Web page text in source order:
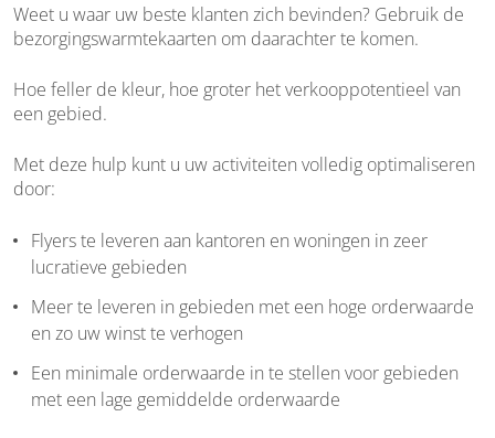
Weet u waar uw beste klanten zich bevinden? Gebruik de
bezorgingswarmtekaarten om daarachter te komen.
Hoe feller de kleur, hoe groter het verkooppotentieel van
een gebied.
Met deze hulp kunt u uw activiteiten volledig optimaliseren
door:
Flyers te leveren aan kantoren en woningen in zeer
lucratieve gebieden
Meer te leveren in gebieden met een hoge orderwaarde
en zo uw winst te verhogen
Een minimale orderwaarde in te stellen voor gebieden
met een lage gemiddelde orderwaarde